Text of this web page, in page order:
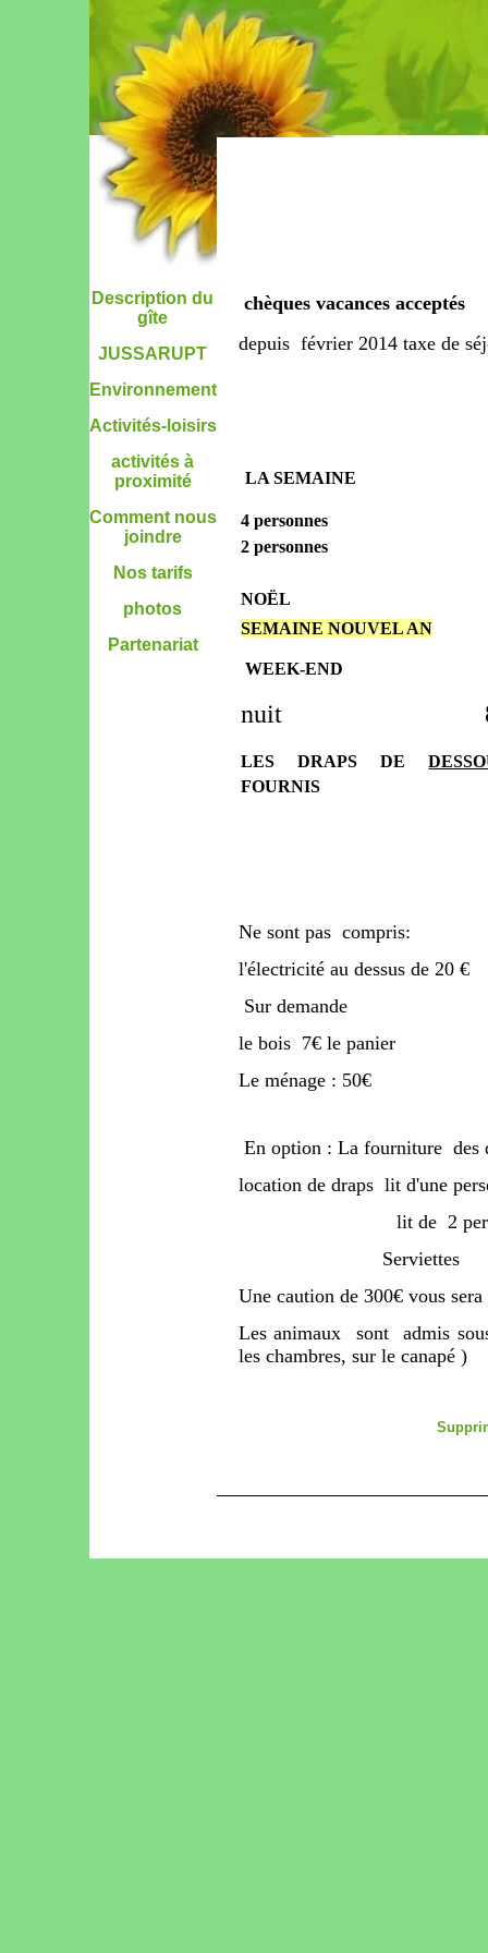
VOSGES
VACANCES
VOSGES
VACANCES
Description du
gîte
JUSSARUPT
Environnement
Activités-loisirs
activités à
proximité
Comment nous
joindre
Nos tarifs
photos
Partenariat
chèques vacances acceptés
depuis février 2014 taxe de
LA SEMAINE
4 personnes
2 personnes
NOËL
SEMAINE NOUVEL AN
WEEK-END
nuit
LES DRAPS DE
FOURNIS
Ne sont pas compris:
l'électricité au dessus de 20 €
Sur demande
le bois 7€ le panier
Le ménage : 50€
En option : La fourniture des
location de draps lit d'une
lit de 2
Une caution de 300€ vous
Les animaux sont admis
les chambres, sur le canapé )